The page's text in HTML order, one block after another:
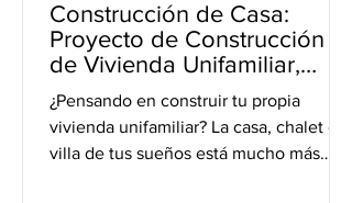
Construcción de Casa:
Proyecto de Construcción
de Vivienda Unifamiliar,
Chalet o Villa
¿Pensando en construir tu propia
vivienda unifamiliar? La casa, chalet o
villa de tus sueños está mucho más